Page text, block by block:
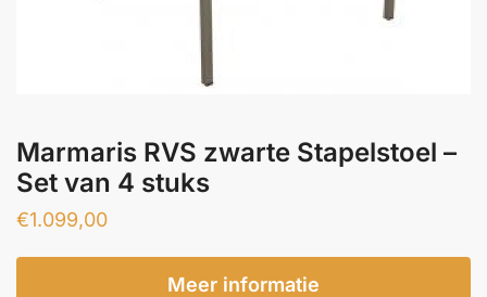
Marmaris RVS zwarte Stapelstoel –
Set van 4 stuks
€1.099,00
Meer informatie